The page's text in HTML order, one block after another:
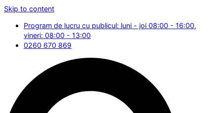
Skip to content
Program de lucru cu publicul: luni - joi 08:00 - 16:00,
vineri: 08:00 - 13:00
0260 670 869